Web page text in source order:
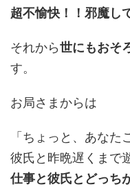
超不愉快！！邪魔し
それから世にもおそ
す。
お局さまからは
「ちょっと、あなた
彼氏と昨晩遅くまで
仕事と彼氏とどっち